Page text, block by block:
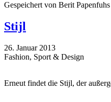
Gespeichert von Berit Papenfuhs
Stijl
26. Januar 2013
Fashion, Sport & Design
Erneut findet die Stijl, der